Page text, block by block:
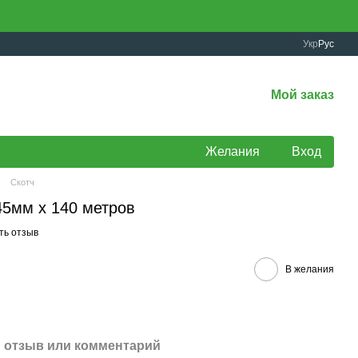
Укр Рус
Мой заказ
Желания Вход
Скотч
х 140 метров
отзыв
В желания
или комментарий